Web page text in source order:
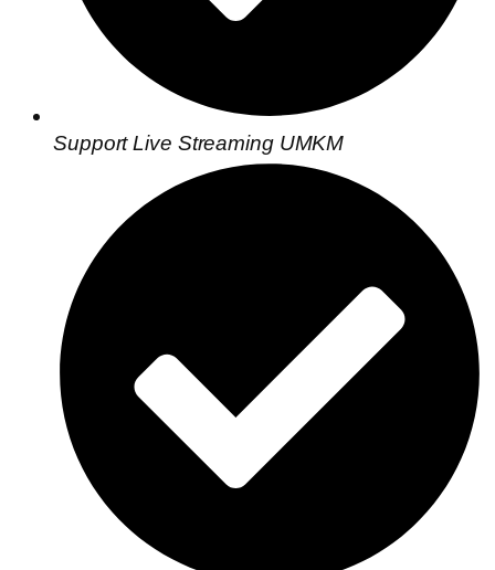
Support Live Streaming UMKM